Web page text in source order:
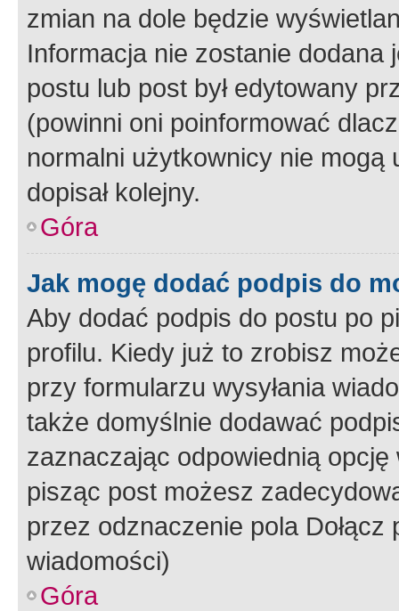
zmian na dole będzie
Informacja nie zostanie dodana
postu lub post był edytowany
(powinni oni poinformować
normalni użytkownicy nie
dopisał kolejny.
Góra
Jak mogę dodać podpis do
Aby dodać podpis do postu po
profilu. Kiedy już to zrobisz
przy formularzu wysyłania
także domyślnie dodawać
zaznaczając odpowiednią
pisząc post możesz
przez odznaczenie pola
wiadomości)
Góra